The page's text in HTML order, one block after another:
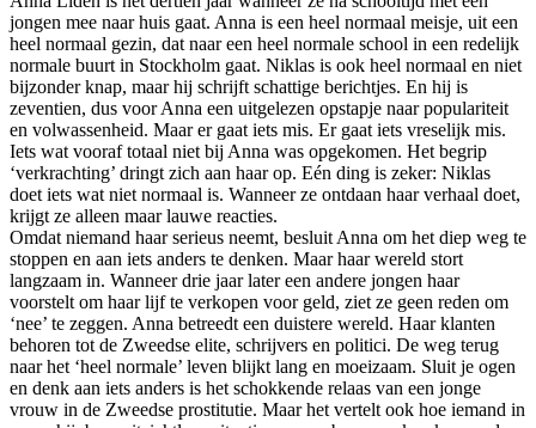
jongen mee naar huis gaat. Anna is een heel normaal meisje, uit een
heel normaal gezin, dat naar een heel normale school in een redelijk
normale buurt in Stockholm gaat. Niklas is ook heel normaal en niet
bijzonder knap, maar hij schrijft schattige berichtjes. En hij is
zeventien, dus voor Anna een uitgelezen opstapje naar populariteit
en volwassenheid. Maar er gaat iets mis. Er gaat iets vreselijk mis.
Iets wat vooraf totaal niet bij Anna was opgekomen. Het begrip
‘verkrachting’ dringt zich aan haar op. Eén ding is zeker: Niklas
doet iets wat niet normaal is. Wanneer ze ontdaan haar verhaal doet,
krijgt ze alleen maar lauwe reacties.
Omdat niemand haar serieus neemt, besluit Anna om het diep weg te
stoppen en aan iets anders te denken. Maar haar wereld stort
langzaam in. Wanneer drie jaar later een andere jongen haar
voorstelt om haar lijf te verkopen voor geld, ziet ze geen reden om
‘nee’ te zeggen. Anna betreedt een duistere wereld. Haar klanten
behoren tot de Zweedse elite, schrijvers en politici. De weg terug
naar het ‘heel normale’ leven blijkt lang en moeizaam. Sluit je ogen
en denk aan iets anders is het schokkende relaas van een jonge
vrouw in de Zweedse prostitutie. Maar het vertelt ook hoe iemand in